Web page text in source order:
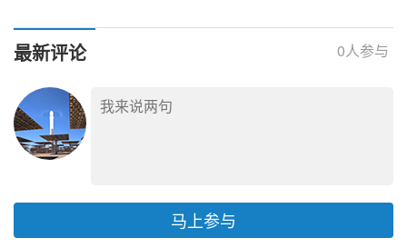
测试
最新评论 0人参与
马上参与